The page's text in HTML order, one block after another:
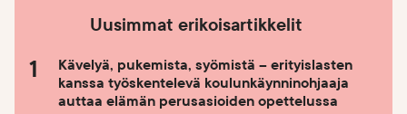
Uusimmat erikoisartikkelit
Kävelyä, pukemista, syömistä – erityislasten
kanssa työskentelevä koulunkäynninohjaaja
auttaa elämän perusasioiden opettelussa